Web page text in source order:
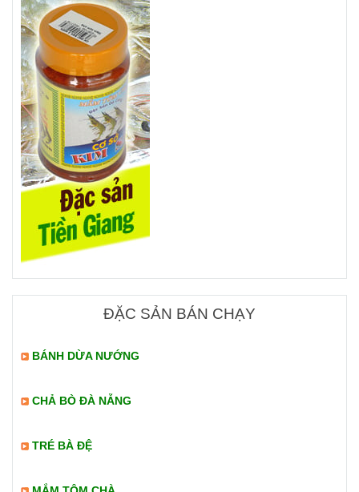
ĐẶC SẢN BÁN CHẠY
BÁNH DỪA NƯỚNG
CHẢ BÒ ĐÀ NẴNG
TRÉ BÀ ĐỆ